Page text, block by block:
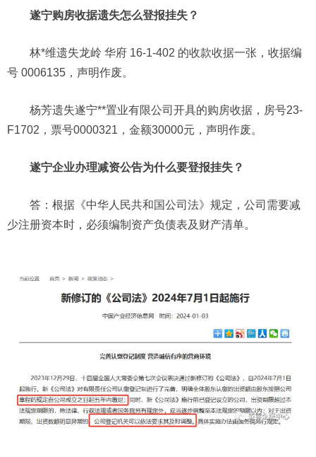
遂宁购房收据遗失怎么登报挂失？
林*维遗失龙岭 华府 16-1-402 的收款收据一张，收据编
号 0006135，声明作废。
杨芳遗失遂宁**置业有限公司开具的购房收据，房号23-
F1702，票号0000321，金额30000元，声明作废。
遂宁企业办理减资公告为什么要登报挂失？
答：根据《中华人民共和国公司法》规定，公司需要减
少注册资本时，必须编制资产负债表及财产清单。